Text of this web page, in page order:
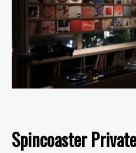
Spincoaster